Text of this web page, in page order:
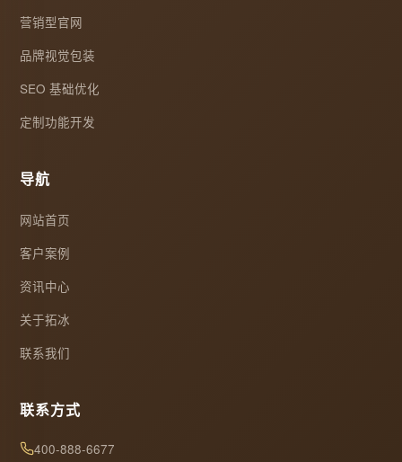
营销型官网
品牌视觉包装
SEO 基础优化
定制功能开发
导航
网站首页
客户案例
资讯中心
关于拓冰
联系我们
联系方式
400-888-6677